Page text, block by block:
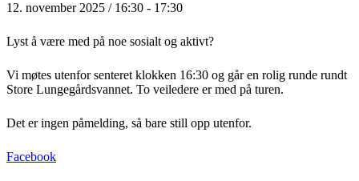
12. november 2025 / 16:30 - 17:30
Lyst å være med på noe sosialt og aktivt?
Vi møtes utenfor senteret klokken 16:30 og går en rolig runde rundt
Store Lungegårdsvannet. To veiledere er med på turen.
Det er ingen påmelding, så bare still opp utenfor.
Facebook